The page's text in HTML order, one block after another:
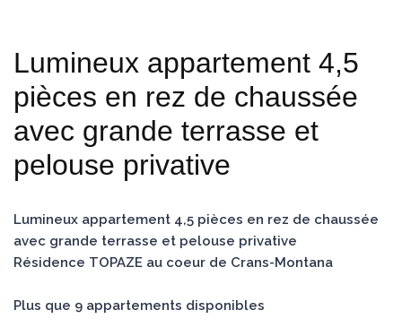
Lumineux appartement 4,5
pièces en rez de chaussée
avec grande terrasse et
pelouse privative
Lumineux appartement 4,5 pièces en rez de chaussée
avec grande terrasse et pelouse privative
Résidence TOPAZE au coeur de Crans-Montana
Plus que 9 appartements disponibles